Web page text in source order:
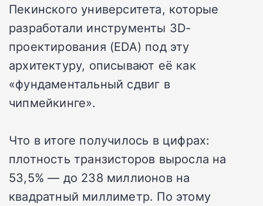
Пекинского университета, которые
разработали инструменты 3D-
проектирования (EDA) под эту
архитектуру, описывают её как
«фундаментальный сдвиг в
чипмейкинге».
Что в итоге получилось в цифрах:
плотность транзисторов выросла на
53,5% — до 238 миллионов на
квадратный миллиметр. По этому